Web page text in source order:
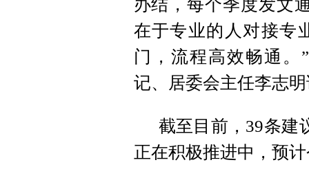
办结，每个季度发文
在于专业的人对接专
门，流程高效畅通。
记、居委会主任李志
截至目前，39条建
正在积极推进中，预